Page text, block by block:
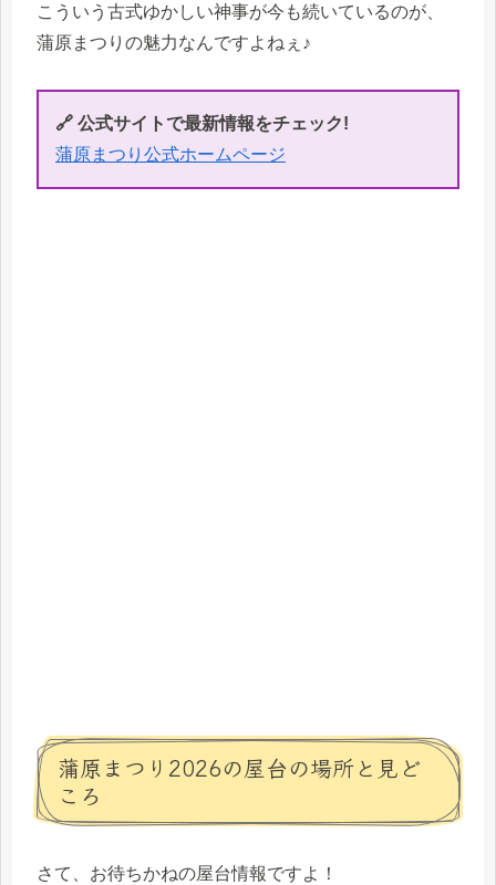
こういう古式ゆかしい神事が今も続いているのが、
蒲原まつりの魅力なんですよねぇ♪
🔗 公式サイトで最新情報をチェック!
蒲原まつり公式ホームページ
蒲原まつり2026の屋台の場所と見ど
ころ
さて、お待ちかねの屋台情報ですよ！